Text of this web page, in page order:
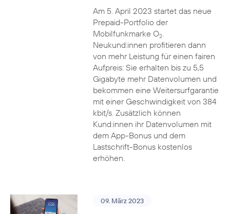
Am 5. April 2023 startet das neue
Prepaid-Portfolio der
Mobilfunkmarke O2.
Neukund:innen profitieren dann
von mehr Leistung für einen fairen
Aufpreis: Sie erhalten bis zu 5,5
Gigabyte mehr Datenvolumen und
bekommen eine Weitersurfgarantie
mit einer Geschwindigkeit von 384
kbit/s. Zusätzlich können
Kund:innen ihr Datenvolumen mit
dem App-Bonus und dem
Lastschrift-Bonus kostenlos
erhöhen.
09. März 2023